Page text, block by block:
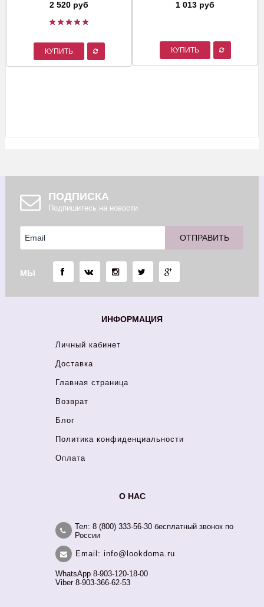
2 520 руб
КУПИТЬ
1 013 руб
КУПИТЬ
ПОДПИСКА
Подпишитесь на новости
МЫ
ИНФОРМАЦИЯ
Личный кабинет
Доставка
Главная страница
Возврат
Блог
Политика конфиденциальности
Оплата
О НАС
Тел: 8 (800) 333-56-30 бесплатный звонок по
России
Email: info@lookdoma.ru
WhatsApp 8-903-120-18-00
Viber 8-903-366-62-53